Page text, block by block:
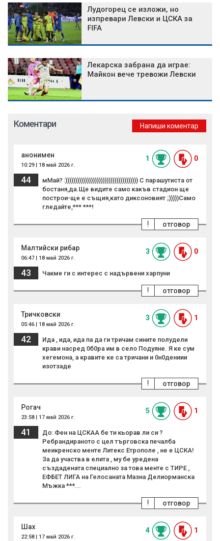
Лудогорец се изложи, но
изпревари Левски и ЦСКА за
FIFA
Лекарска забрана да играе:
Майкон вече тревожи Левски
Коментари Напиши коментар
анонимен
10:29 | 18 май 2026 г.
1 0
44
мМай? :))))))))))))))))))))))))))))))))))))) С парашутиста от
бостаня,да.Ще видите само какъв стадион ще
построи-ще е същия,като диксоновият ;)))))Само
гледайте,*** ***!
отговор
!
Малтийски рибар
06:47 | 18 май 2026 г.
3 0
43 Чакме ги с интерес с надървени харпуни
отговор
!
Тричковски
05:46 | 18 май 2026 г.
3 1
42
Ида , ида, ида па да ги тричам сините полудели
крави насред 0б0ра им в село Подуяне. Я ке сум
хегемона, а кравите ке са тричани и 0н0дениии
изотзаде
отговор
!
Рогач
23:58 | 17 май 2026 г.
5 1
41
До: Фен на ЦСКАА бе ти кьорав ли си ?
Ребрандираното с цел търговска печалба
меикренско менте Литекс Етрополе , не е ЦСКА!
За да участва в елита , му бе уредена
създадената специално за това менте с ТИРЕ ,
ЕФБЕТ ЛИГА на Гелосаната Мазна Делиорманска
Мъжка ***...
отговор
!
Шах
22:58 | 17 май 2026 г.
4 1